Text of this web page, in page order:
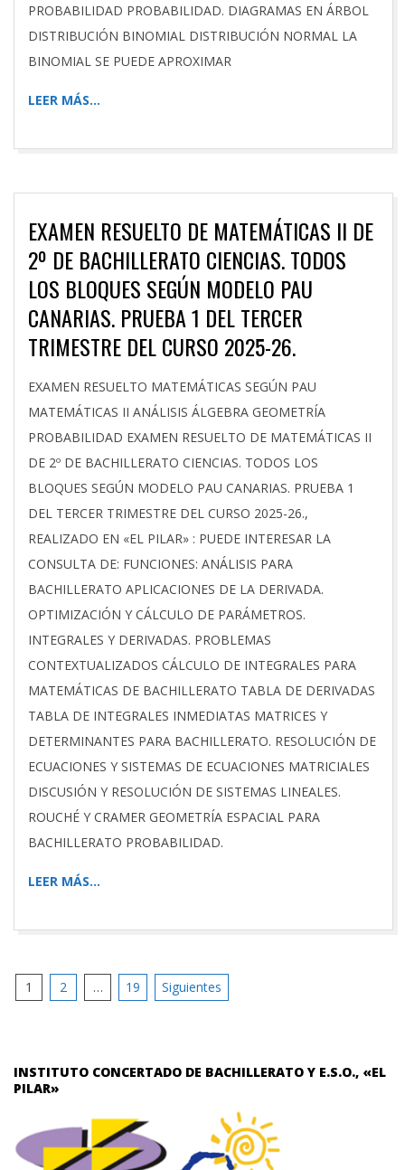
PROBABILIDAD PROBABILIDAD. DIAGRAMAS EN ÁRBOL
DISTRIBUCIÓN BINOMIAL DISTRIBUCIÓN NORMAL LA
BINOMIAL SE PUEDE APROXIMAR
LEER MÁS…
EXAMEN RESUELTO DE MATEMÁTICAS II DE
2º DE BACHILLERATO CIENCIAS. TODOS
LOS BLOQUES SEGÚN MODELO PAU
CANARIAS. PRUEBA 1 DEL TERCER
TRIMESTRE DEL CURSO 2025-26.
2026-
03-
26
EXAMEN RESUELTO MATEMÁTICAS SEGÚN PAU
MATEMÁTICAS II ANÁLISIS ÁLGEBRA GEOMETRÍA
PROBABILIDAD EXAMEN RESUELTO DE MATEMÁTICAS II
DE 2º DE BACHILLERATO CIENCIAS. TODOS LOS
BLOQUES SEGÚN MODELO PAU CANARIAS. PRUEBA 1
DEL TERCER TRIMESTRE DEL CURSO 2025-26.,
REALIZADO EN «EL PILAR» : PUEDE INTERESAR LA
CONSULTA DE: FUNCIONES: ANÁLISIS PARA
BACHILLERATO APLICACIONES DE LA DERIVADA.
OPTIMIZACIÓN Y CÁLCULO DE PARÁMETROS.
INTEGRALES Y DERIVADAS. PROBLEMAS
CONTEXTUALIZADOS CÁLCULO DE INTEGRALES PARA
MATEMÁTICAS DE BACHILLERATO TABLA DE DERIVADAS
TABLA DE INTEGRALES INMEDIATAS MATRICES Y
DETERMINANTES PARA BACHILLERATO. RESOLUCIÓN DE
ECUACIONES Y SISTEMAS DE ECUACIONES MATRICIALES
DISCUSIÓN Y RESOLUCIÓN DE SISTEMAS LINEALES.
ROUCHÉ Y CRAMER GEOMETRÍA ESPACIAL PARA
BACHILLERATO PROBABILIDAD.
LEER MÁS…
Paginación
1 2 … 19 Siguientes
INSTITUTO CONCERTADO DE BACHILLERATO Y E.S.O., «EL
PILAR»